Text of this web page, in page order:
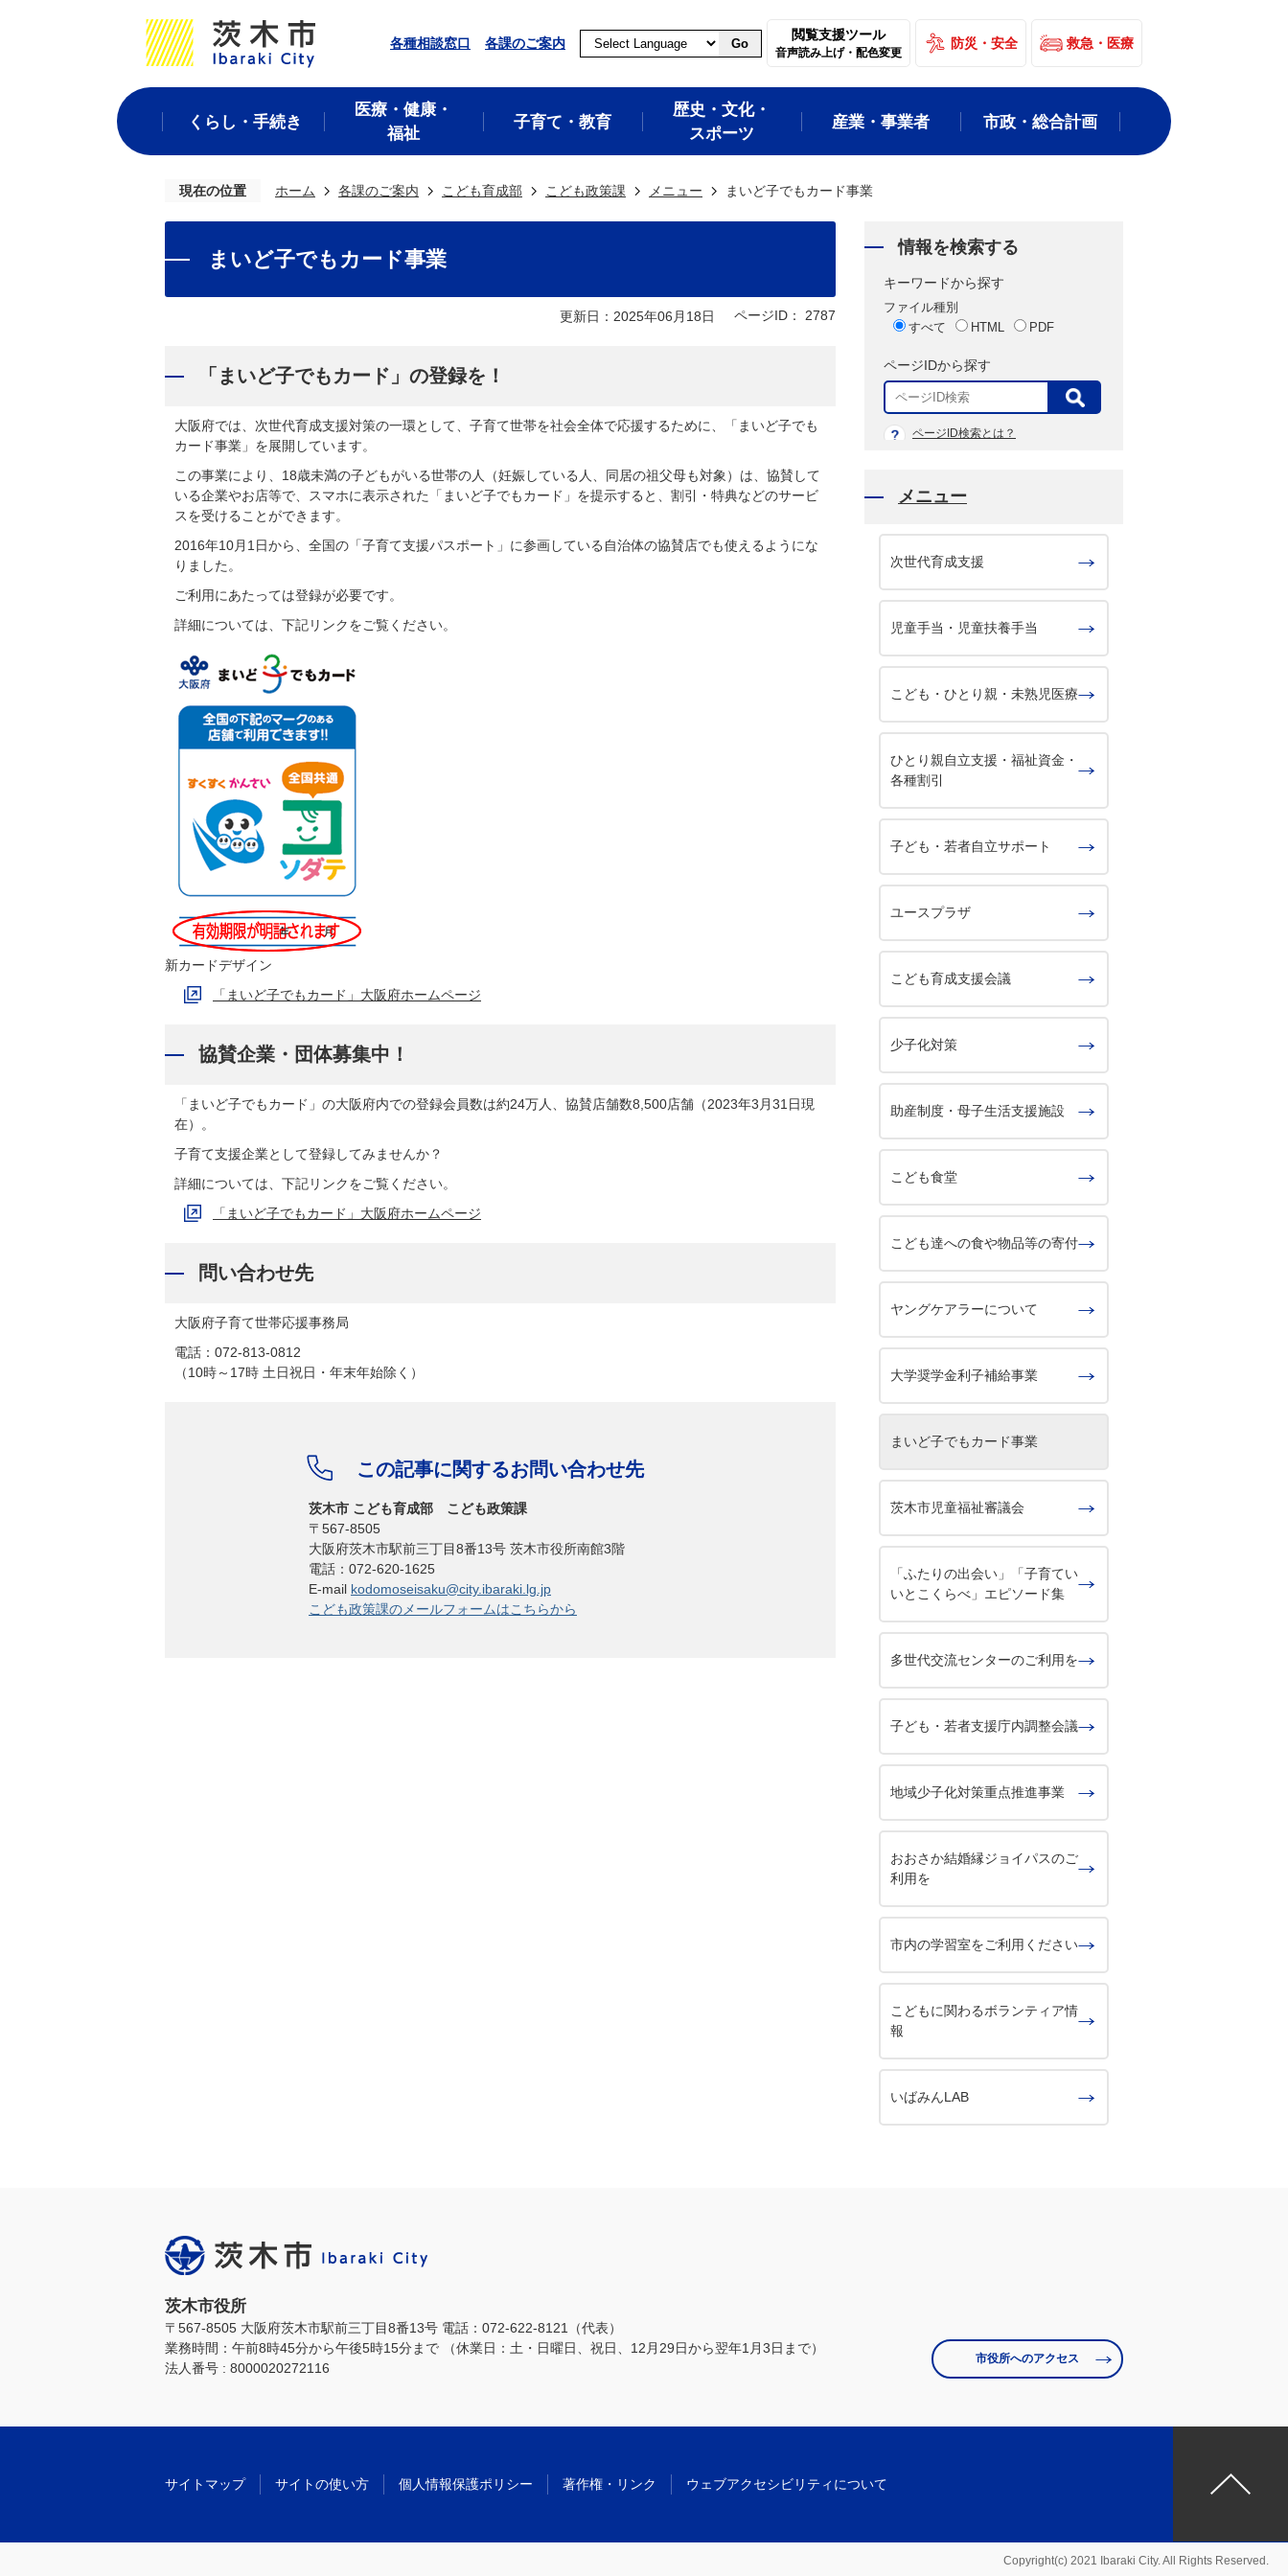
各種相談窓口 各課のご案内 Go
閲覧支援ツール
音声読み上げ・配色変更
防災・安全 救急・医療
くらし・手続き
医療・健康・
福祉
子育て・教育
歴史・文化・
スポーツ
産業・事業者 市政・総合計画
現在の位置 ホーム 各課のご案内 こども育成部 こども政策課 メニュー まいど子でもカード事業
まいど子でもカード事業
更新日：2025年06月18日 ページID： 2787
「まいど子でもカード」の登録を！
大阪府では、次世代育成支援対策の一環として、子育て世帯を社会全体で応援するために、「まいど子でも
カード事業」を展開しています。
この事業により、18歳未満の子どもがいる世帯の人（妊娠している人、同居の祖父母も対象）は、協賛して
いる企業やお店等で、スマホに表示された「まいど子でもカード」を提示すると、割引・特典などのサービ
スを受けることができます。
2016年10月1日から、全国の「子育て支援パスポート」に参画している自治体の協賛店でも使えるようにな
りました。
ご利用にあたっては登録が必要です。
詳細については、下記リンクをご覧ください。
新カードデザイン
「まいど子でもカード」大阪府ホームページ
協賛企業・団体募集中！
「まいど子でもカード」の大阪府内での登録会員数は約24万人、協賛店舗数8,500店舗（2023年3月31日現
在）。
子育て支援企業として登録してみませんか？
詳細については、下記リンクをご覧ください。
「まいど子でもカード」大阪府ホームページ
問い合わせ先
大阪府子育て世帯応援事務局
電話：072-813-0812
（10時～17時 土日祝日・年末年始除く）
この記事に関するお問い合わせ先
茨木市 こども育成部 こども政策課
〒567-8505
大阪府茨木市駅前三丁目8番13号 茨木市役所南館3階
電話：072-620-1625
E-mail kodomoseisaku@city.ibaraki.lg.jp
こども政策課のメールフォームはこちらから
情報を検索する
キーワードから探す
ファイル種別
すべて
HTML PDF
ページIDから探す
表
ページID検索とは？
メニュー
次世代育成支援
児童手当・児童扶養手当
こども・ひとり親・未熟児医療
ひとり親自立支援・福祉資金・
各種割引
子ども・若者自立サポート
ユースプラザ
こども育成支援会議
少子化対策
助産制度・母子生活支援施設
こども食堂
こども達への食や物品等の寄付
ヤングケアラーについて
大学奨学金利子補給事業
まいど子でもカード事業
茨木市児童福祉審議会
「ふたりの出会い」「子育てい
いとこくらべ」エピソード集
多世代交流センターのご利用を
子ども・若者支援庁内調整会議
地域少子化対策重点推進事業
おおさか結婚縁ジョイパスのご
利用を
市内の学習室をご利用ください
こどもに関わるボランティア情
報
いばみんLAB
茨木市役所
〒567-8505 大阪府茨木市駅前三丁目8番13号 電話：072-622-8121（代表）
業務時間：午前8時45分から午後5時15分まで
（休業日：土・日曜日、祝日、12月29日から翌年1月3日まで）
法人番号 : 8000020272116
市役所へのアクセス
サイトマップ サイトの使い方 個人情報保護ポリシー 著作権・リンク ウェブアクセシビリティについて
Copyright(c) 2021 Ibaraki City. All Rights Reserved.